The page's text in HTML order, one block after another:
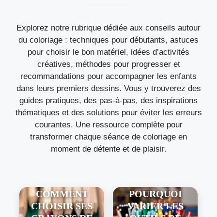
Explorez notre rubrique dédiée aux conseils autour
du coloriage : techniques pour débutants, astuces
pour choisir le bon matériel, idées d’activités
créatives, méthodes pour progresser et
recommandations pour accompagner les enfants
dans leurs premiers dessins. Vous y trouverez des
guides pratiques, des pas-à-pas, des inspirations
thématiques et des solutions pour éviter les erreurs
courantes. Une ressource complète pour
transformer chaque séance de coloriage en
moment de détente et de plaisir.
COMMENT
CHOISIR SES
POURQUOI
VARIER LES